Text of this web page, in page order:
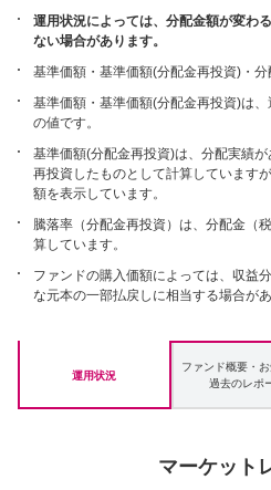
運用状況によっては、分配金額が変わ
ない場合があります。
基準価額・基準価額(分配金再投資)・分
基準価額・基準価額(分配金再投資)は
の値です。
基準価額(分配金再投資)は、分配実績
再投資したものとして計算しています
額を表示しています。
騰落率（分配金再投資）は、分配金（
算しています。
ファンドの購入価額によっては、収益
な元本の一部払戻しに相当する場合があ
運用状況
ファンド概要・お
過去のレポ
マーケット